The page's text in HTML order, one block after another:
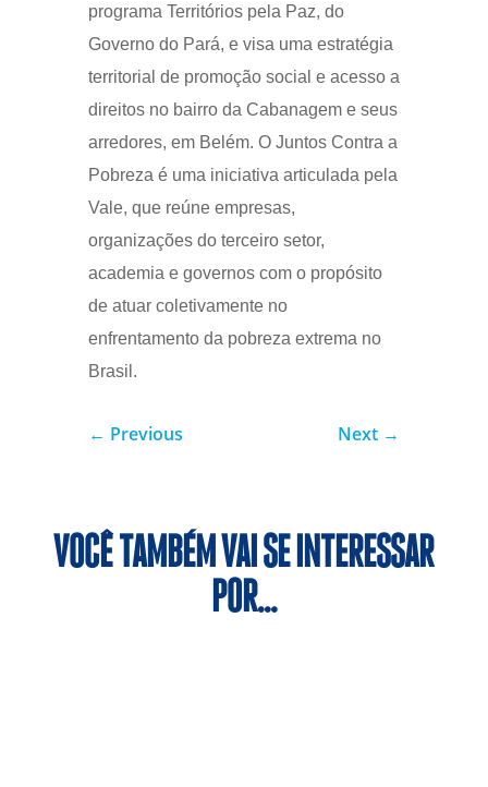
programa Territórios pela Paz, do
Governo do Pará, e visa uma estratégia
territorial de promoção social e acesso a
direitos no bairro da Cabanagem e seus
arredores, em Belém. O Juntos Contra a
Pobreza é uma iniciativa articulada pela
Vale, que reúne empresas,
organizações do terceiro setor,
academia e governos com o propósito
de atuar coletivamente no
enfrentamento da pobreza extrema no
Brasil.
← Previous Next →
VOCÊ TAMBÉM VAI SE INTERESSAR
POR…